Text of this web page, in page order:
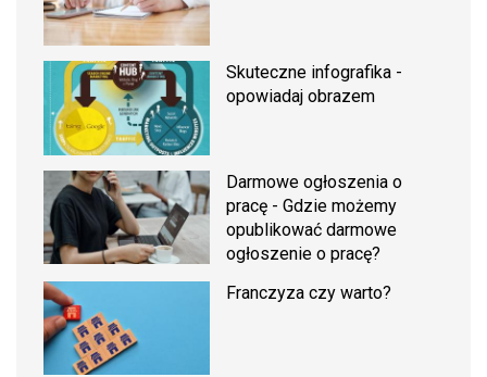
Skuteczne infografika -
opowiadaj obrazem
Darmowe ogłoszenia o
pracę - Gdzie możemy
opublikować darmowe
ogłoszenie o pracę?
Franczyza czy warto?